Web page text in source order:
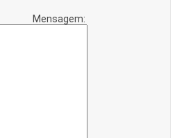
Mensagem: